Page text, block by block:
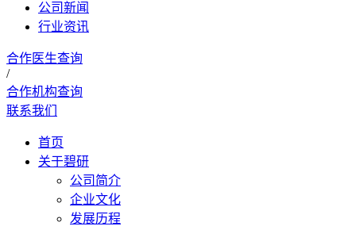
公司新闻
行业资讯
合作医生查询
/
合作机构查询
联系我们
首页
关于碧研
公司简介
企业文化
发展历程